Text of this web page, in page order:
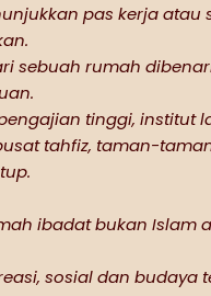
pas kerja atau
sebuah rumah
tinggi, institut
tahfiz, taman-
ibadat bukan Islam
sosial dan budaya